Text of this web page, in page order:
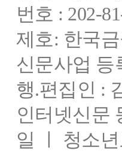
번호 : 202-
제호: 한국
신문사업 등
행.편집인 :
인터넷신문
일 ㅣ 청소